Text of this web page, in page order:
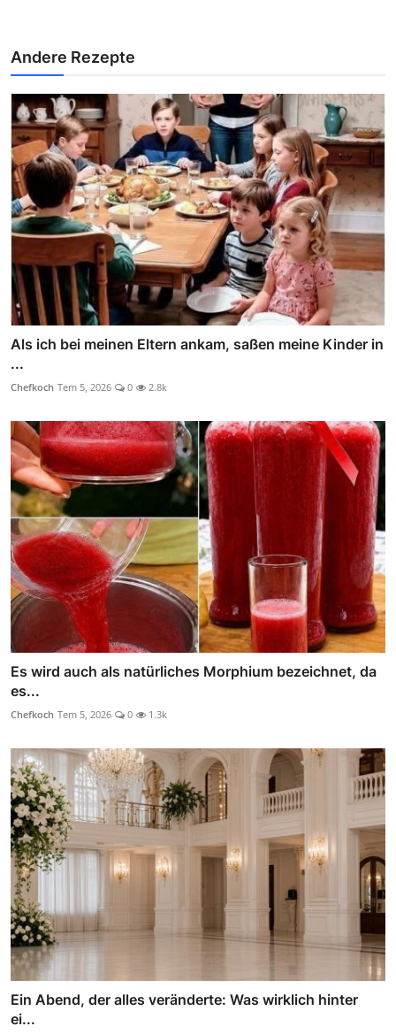
Andere Rezepte
Als ich bei meinen Eltern ankam, saßen meine Kinder in
...
Chefkoch Tem 5, 2026 0 2.8k
Es wird auch als natürliches Morphium bezeichnet, da
es...
Chefkoch Tem 5, 2026 0 1.3k
Ein Abend, der alles veränderte: Was wirklich hinter
ei...